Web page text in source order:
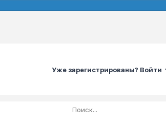
Уже зарегистрированы? Войти